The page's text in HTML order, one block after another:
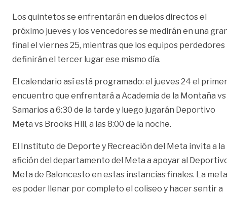
Los quintetos se enfrentarán en duelos directos el
próximo jueves y los vencedores se medirán en una
final el viernes 25, mientras que los equipos perdedores
definirán el tercer lugar ese mismo día.
El calendario así está programado: el jueves 24 el primer
encuentro que enfrentará a Academia de la Montaña vs
Samarios a 6:30 de la tarde y luego jugarán Deportivo
Meta vs Brooks Hill, a las 8:00 de la noche.
El Instituto de Deporte y Recreación del Meta invita a la
afición del departamento del Meta a apoyar al
Meta de Baloncesto en estas instancias finales. La meta
es poder llenar por completo el coliseo y hacer sentir a